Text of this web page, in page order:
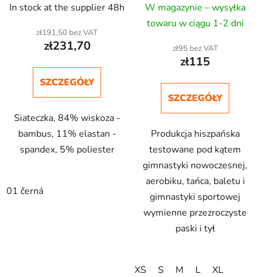
k
In stock at the supplier 48h
zł191,50 bez VAT
zł231,70
SZCZEGÓŁY
Siateczka, 84% wiskoza -
bambus, 11% elastan -
spandex, 5% poliester
01 černá
W magazynie – wysyłka
towaru w ciągu 1-2 dni
zł95 bez VAT
zł115
SZCZEGÓŁY
Produkcja hiszpańska
testowane pod kątem
gimnastyki nowoczesnej,
aerobiku, tańca, baletu i
gimnastyki sportowej
wymienne przezroczyste
paski i tył
XS S M L XL